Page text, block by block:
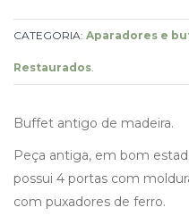
CATEGORIA: Aparadores e
Restaurados
Buffet antigo de madeira.
Peça antiga, em bom
possui 4 portas com
com puxadores de ferro.